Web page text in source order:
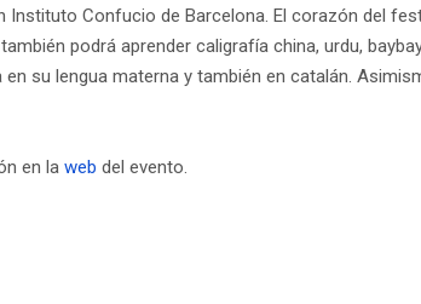
Confucio de Barcelona. El corazón del
podrá aprender caligrafía china, urdu,
su lengua materna y también en catalán.
en la web del evento.